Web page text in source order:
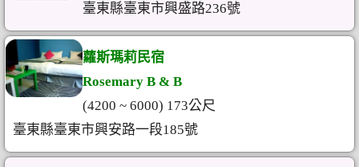
臺東縣臺東市興盛路236號
蘿斯瑪莉民宿
Rosemary B & B
(4200 ~ 6000) 173公尺
臺東縣臺東市興安路一段185號